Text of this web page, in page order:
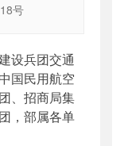
号
体
设兵团交通
国民用航空
、招商局集
，部属各单